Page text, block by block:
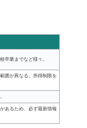
卒業までなど様々。
囲が異なる。所得制限を
あるため、必ず最新情報